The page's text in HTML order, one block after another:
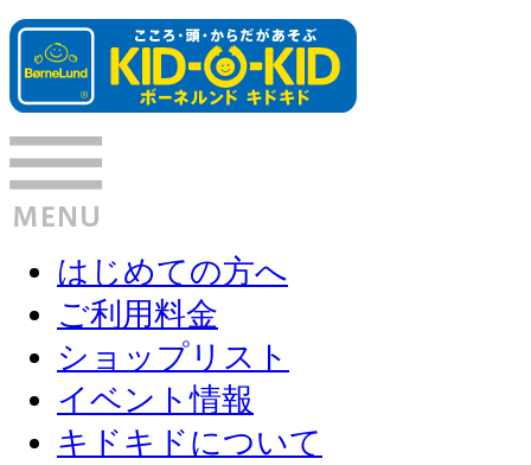
はじめての方へ
ご利用料金
ショップリスト
イベント情報
キドキドについて